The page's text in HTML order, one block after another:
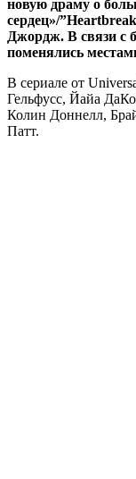
новую драму о
сердец»/
Джордж. В связи с
поменялись
В сериале от
Гельфусс, Йайа
Колин Доннелл,
Патт.